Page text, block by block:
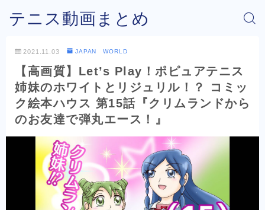
テニス動画まとめ
2021.11.03 JAPAN WORLD
【高画質】Let’s Play！ポピュアテニス
姉妹のホワイトとリジュリル！？ コミッ
ク絵本ハウス 第15話『クリムランドから
のお友達で弾丸エース！』